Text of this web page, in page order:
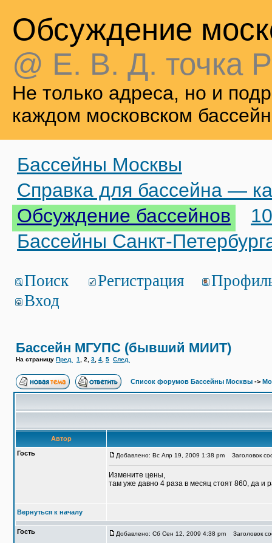
Обсуждение
@ Е. В. Д. точка
Не только адреса, но и
каждом московском
Бассейны Москвы
Справка для бассейна —
Обсуждение бассейнов
Бассейны Санкт-
Поиск Регистрация
Вход
Бассейн МГУПС (бывший МИИТ)
На страницу Пред. 1 2 3 4 5 След.
Список форумов Бассейны Москвы ->
Автор
Гость
Добавлено: Вс Апр 19, 2009 1:38 pm Заголовок
Измените цены,
там уже давно 4 раза в месяц стоят 860, да и
Вернуться к началу
Гость Добавлено: Сб Сен 12, 2009 4:38 pm Заголовок